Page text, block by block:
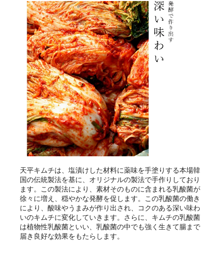
天平キムチは、塩漬けした材料に薬味を手塗りする本場韓
国の伝統製法を基に、オリジナルの製法で手作りしており
ます。この製法により、素材そのものに含まれる乳酸菌が
徐々に増え、穏やかな発酵を促します。この乳酸菌の働き
により、酸味やうまみが作り出され、コクのある深い味わ
いのキムチに変化していきます。さらに、キムチの乳酸菌
は植物性乳酸菌といい、乳酸菌の中でも強く生きて腸まで
届き良好な効果をもたらします。